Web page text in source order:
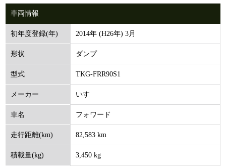
車両情報
初年度登録(年) 2014年 (H26年) 3月
形状 ダンプ
型式 TKG-FRR90S1
メーカー いすゞ
車名 フォワード
走行距離(km) 82,583 km
積載量(kg) 3,450 kg